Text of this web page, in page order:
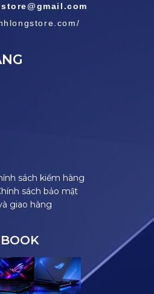
sách kiểm hàng
sách bảo mật
giao hàng